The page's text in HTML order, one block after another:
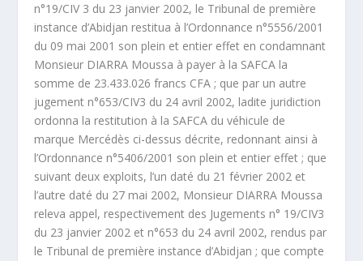
n°19/CIV 3 du 23 janvier 2002, le Tribunal de première
instance d’Abidjan restitua à l’Ordonnance n°5556/2001
du 09 mai 2001 son plein et entier effet en condamnant
Monsieur DIARRA Moussa à payer à la SAFCA la
somme de 23.433.026 francs CFA ; que par un autre
jugement n°653/CIV3 du 24 avril 2002, ladite juridiction
ordonna la restitution à la SAFCA du véhicule de
marque Mercédès ci-dessus décrite, redonnant ainsi à
l’Ordonnance n°5406/2001 son plein et entier effet ; que
suivant deux exploits, l’un daté du 21 février 2002 et
l’autre daté du 27 mai 2002, Monsieur DIARRA Moussa
releva appel, respectivement des Jugements n° 19/CIV3
du 23 janvier 2002 et n°653 du 24 avril 2002, rendus par
le Tribunal de première instance d’Abidjan ; que compte